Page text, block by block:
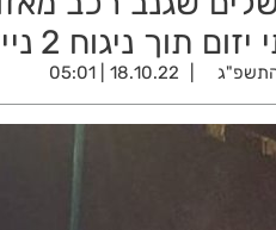
ניגוח 2 ניידות
18.10.22 | 05:01